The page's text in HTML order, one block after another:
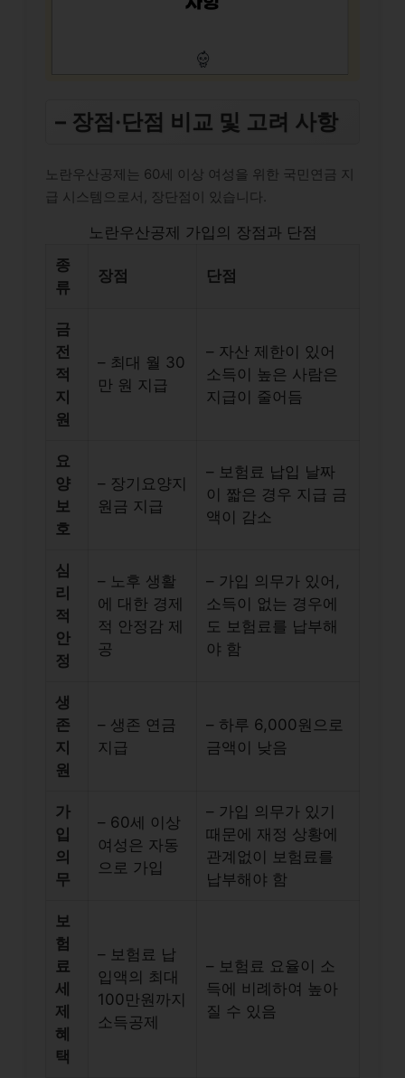
– 장점·단점 비교 및 고려 사항
노란우산공제는 60세 이상 여성을 위한 국민연금 지
급 시스템으로서, 장단점이 있습니다.
노란우산공제 가입의 장점과 단점
종
류
장점 단점
금
전
적
지
원
– 최대 월 30
만 원 지급
– 자산 제한이 있어
소득이 높은 사람은
지급이 줄어듬
요
양
보
호
– 장기요양지
원금 지급
– 보험료 납입 날짜
이 짧은 경우 지급 금
액이 감소
심
리
적
안
정
– 노후 생활
에 대한 경제
적 안정감 제
공
– 가입 의무가 있어,
소득이 없는 경우에
도 보험료를 납부해
야 함
생
존
지
원
– 생존 연금
지급
– 하루 6,000원으로
금액이 낮음
가
입
의
무
– 60세 이상
여성은 자동
으로 가입
– 가입 의무가 있기
때문에 재정 상황에
관계없이 보험료를
납부해야 함
보
험
료
세
제
혜
택
– 보험료 납
입액의 최대
100만원까지
소득공제
– 보험료 요율이 소
득에 비례하여 높아
질 수 있음